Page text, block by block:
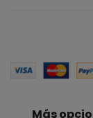
Más